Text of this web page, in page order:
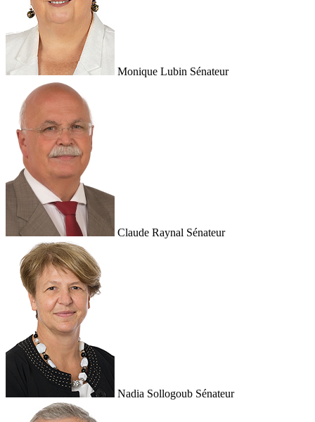
Monique Lubin Sénateur
Claude Raynal Sénateur
Nadia Sollogoub Sénateur